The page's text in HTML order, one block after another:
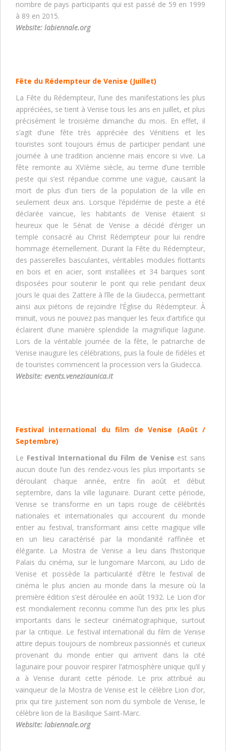
nombre de pays participants qui est passé de 59 en 1999
à 89 en 2015.
Website: labiennale.org
Fête du Rédempteur de Venise (Juillet)
La Fête du Rédempteur, l’une des manifestations les plus
appréciées, se tient à Venise tous les ans en juillet, et plus
précisément le troisième dimanche du mois. En effet, il
s’agit d’une fête très appréciée des Vénitiens et les
touristes sont toujours émus de participer pendant une
journée à une tradition ancienne mais encore si vive. La
fête remonte au XVIème siècle, au terme d’une terrible
peste qui s’est répandue comme une vague, causant la
mort de plus d’un tiers de la population de la ville en
seulement deux ans. Lorsque l’épidémie de peste a été
déclarée vaincue, les habitants de Venise étaient si
heureux que le Sénat de Venise a décidé d’ériger un
temple consacré au Christ Rédempteur pour lui rendre
hommage éternellement. Durant la Fête du Rédempteur,
des passerelles basculantes, véritables modules flottants
en bois et en acier, sont installées et 34 barques sont
disposées pour soutenir le pont qui relie pendant deux
jours le quai des Zattere à l’île de la Giudecca, permettant
ainsi aux piétons de rejoindre l’Église du Rédempteur. À
minuit, vous ne pouvez pas manquer les feux d’artifice qui
éclairent d’une manière splendide la magnifique lagune.
Lors de la véritable journée de la fête, le patriarche de
Venise inaugure les célébrations, puis la foule de fidèles et
de touristes commencent la procession vers la Giudecca.
Website: events.veneziaunica.it
Festival international du film de Venise (Août /
Septembre)
Le Festival International du Film de Venise est sans
aucun doute l’un des rendez-vous les plus importants se
déroulant chaque année, entre fin août et début
septembre, dans la ville lagunaire. Durant cette période,
Venise se transforme en un tapis rouge de célébrités
nationales et internationales qui accourent du monde
entier au festival, transformant ainsi cette magique ville
en un lieu caractérisé par la mondanité raffinée et
élégante. La Mostra de Venise a lieu dans l’historique
Palais du cinéma, sur le lungomare Marconi, au Lido de
Venise et possède la particularité d’être le festival de
cinéma le plus ancien au monde dans la mesure où la
première édition s’est déroulée en août 1932. Le Lion d’or
est mondialement reconnu comme l’un des prix les plus
importants dans le secteur cinématographique, surtout
par la critique. Le festival international du film de Venise
attire depuis toujours de nombreux passionnés et curieux
provenant du monde entier qui arrivent dans la cité
lagunaire pour pouvoir respirer l’atmosphère unique qu’il y
a à Venise durant cette période. Le prix attribué au
vainqueur de la Mostra de Venise est le célèbre Lion d’or,
prix qui tire justement son nom du symbole de Venise, le
célèbre lion de la Basilique Saint-Marc.
Website: labiennale.org